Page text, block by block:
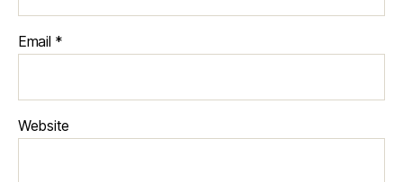
Email *
Website